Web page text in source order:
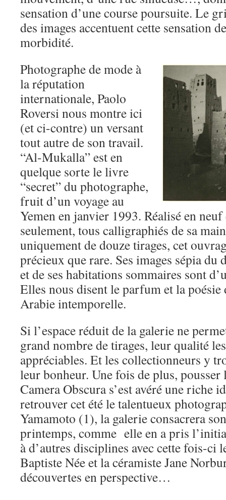
sensation d’une course poursuite. Le
des images accentuent cette sensation
morbidité.
Photographe de mode à
la réputation
internationale, Paolo
Roversi nous montre ici
(et ci-contre) un versant
tout autre de son travail.
“Al-Mukalla” est en
quelque sorte le livre
“secret” du photographe,
fruit d’un voyage au
Yemen en janvier 1993. Réalisé en
seulement, tous calligraphiés de sa
uniquement de douze tirages, cet
précieux que rare. Ses images sépia du
et de ses habitations sommaires sont
Elles nous disent le parfum et la poésie
Arabie intemporelle.
Si l’espace réduit de la galerie ne
grand nombre de tirages, leur qualité
appréciables. Et les collectionneurs y
leur bonheur. Une fois de plus,
Camera Obscura s’est avéré une riche
retrouver cet été le talentueux
Yamamoto (1), la galerie consacrera
printemps, comme elle en a pris
à d’autres disciplines avec cette fois-ci
Baptiste Née et la céramiste Jane
découvertes en perspective…